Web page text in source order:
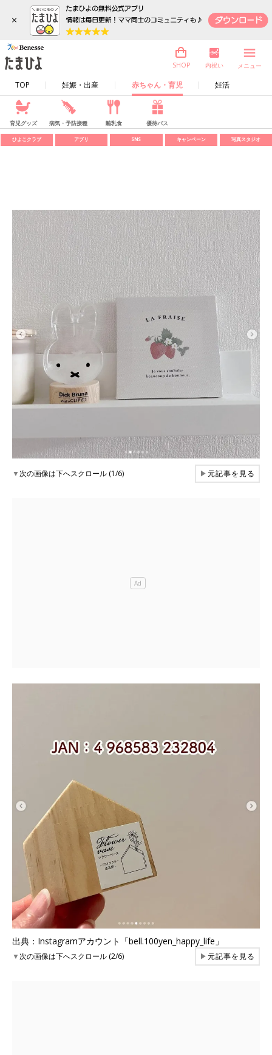
×
TOP 妊娠・出産 赤ちゃん・育児 妊活
SHOP 内祝い メニュー
育児グッズ 病気・予防接種 離乳食 優待パス
ひよこクラブ アプリ SNS キャンペーン 写真スタジオ
▼次の画像は下へスクロール (1/6) ▶元記事を見る
出典：Instagramアカウント「bell.100yen_happy_life」
▼次の画像は下へスクロール (2/6) ▶元記事を見る